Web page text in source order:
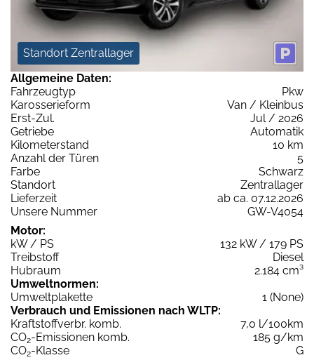
Standort Zentrallager
Allgemeine Daten:
Fahrzeugtyp
Pkw
Karosserieform
Van / Kleinbus
Erst-Zul.
Jul / 2026
Getriebe
Automatik
Kilometerstand
10 km
Anzahl der Türen
5
Farbe
Schwarz
Standort
Zentrallager
Lieferzeit
ab ca. 07.12.2026
Unsere Nummer
GW-V4054
Motor:
kW / PS
132 kW / 179 PS
Treibstoff
Diesel
Hubraum
2.184 cm³
Umweltnormen:
Umweltplakette
1 (None)
Verbrauch und Emissionen nach WLTP:
Kraftstoffverbr. komb.
7,0 l/100km
CO2-Emissionen komb.
185 g/km
CO2-Klasse
G